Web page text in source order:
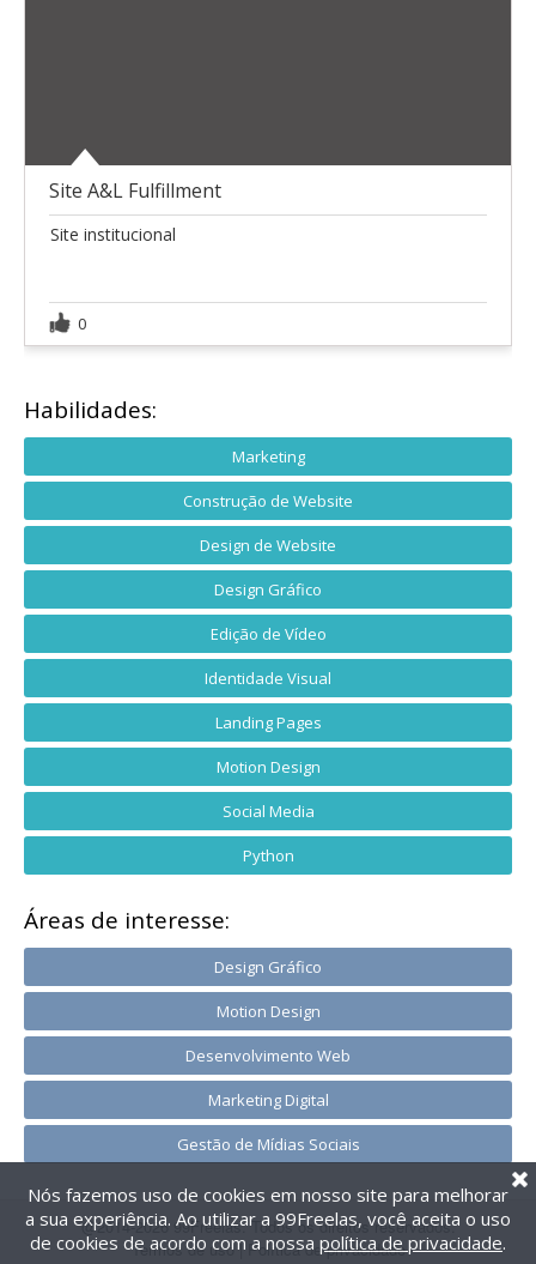
Site A&L Fulfillment
Site institucional
0
Habilidades:
Marketing
Construção de Website
Design de Website
Design Gráfico
Edição de Vídeo
Identidade Visual
Landing Pages
Motion Design
Social Media
Python
Áreas de interesse:
Design Gráfico
Motion Design
Desenvolvimento Web
Marketing Digital
Gestão de Mídias Sociais
@2014-2026 99Freelas. Todos os direitos reservados.
Termos de uso| Política de privacidade
Nós fazemos uso de cookies em nosso site para melhorar
a sua experiência. Ao utilizar a 99Freelas, você aceita o uso
de cookies de acordo com a nossa política de privacidade.